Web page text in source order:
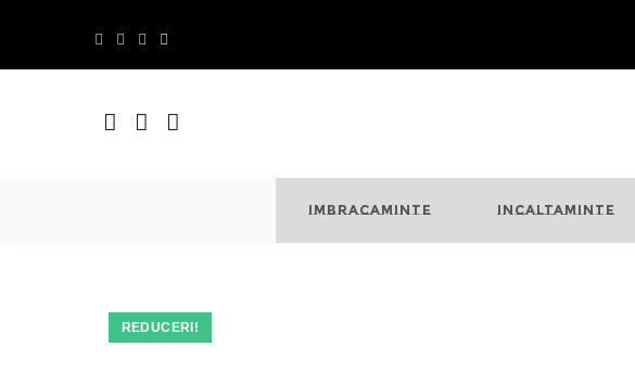
content
IMBRACAMINTE INCALTAMINTE
REDUCERI!